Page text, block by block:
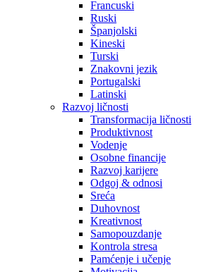
Francuski
Ruski
Španjolski
Kineski
Turski
Znakovni jezik
Portugalski
Latinski
Razvoj ličnosti
Transformacija ličnosti
Produktivnost
Vodenje
Osobne financije
Razvoj karijere
Odgoj & odnosi
Sreća
Duhovnost
Kreativnost
Samopouzdanje
Kontrola stresa
Pamćenje i učenje